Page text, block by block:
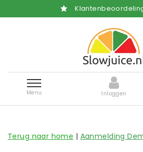
Menu Inloggen
Terug naar home | Aanmelding